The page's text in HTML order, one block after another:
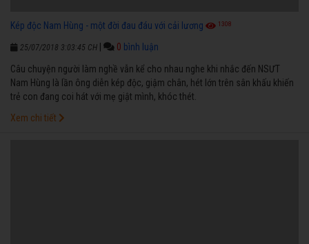
Kép độc Nam Hùng - một đời đau đáu với cải lương 1308
25/07/2018 3:03:45 CH 0 bình luận
Câu chuyện người làm nghề vẫn kể cho nhau nghe khi nhắc đến NSƯT
Nam Hùng là lần ông diễn kép độc, giậm chân, hét lớn trên sân khấu khiến
trẻ con đang coi hát với mẹ giật mình, khóc thét.
Xem chi tiết